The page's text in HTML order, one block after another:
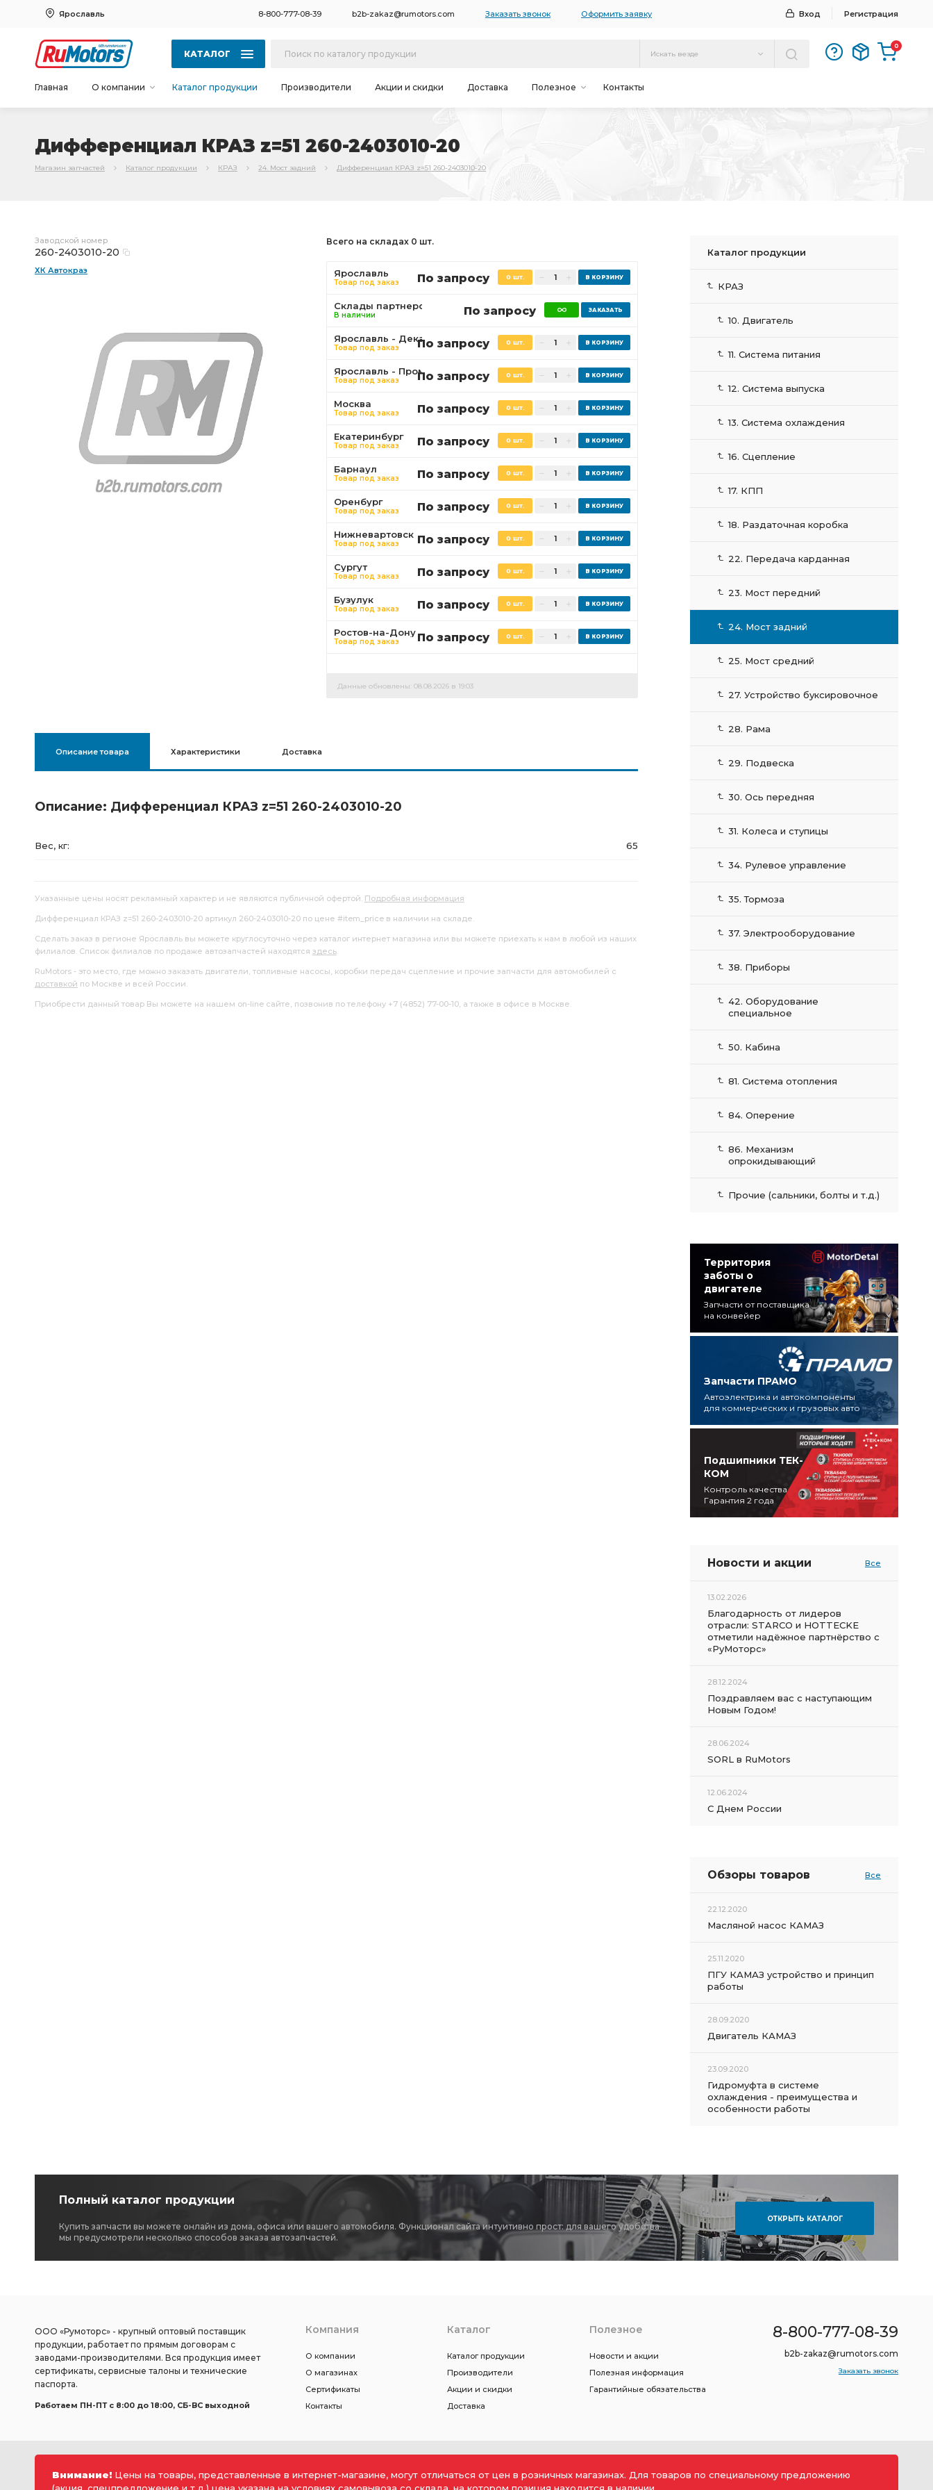
Ярославль 8-800-777-08-39 b2b-zakaz@rumotors.com Заказать звонок Оформить заявку Вход Регистрация
КАТАЛОГ Искать везде
0
Главная О компании Каталог продукции Производители Акции и скидки Доставка Полезное Контакты
Дифференциал КРАЗ z=51 260-2403010-20
Магазин запчастей Каталог продукции КРАЗ 24. Мост задний Дифференциал КРАЗ z=51 260-2403010-20
Заводской номер
260-2403010-20
ХК Автокраз
Всего на складах 0 шт.
Ярославль
Товар под заказ По запросу 0 шт.
Склады партнеров
В наличии По запросу
Ярославль - Декабристов
Товар под заказ По запросу 0 шт.
Ярославль - Промышленная
Товар под заказ По запросу 0 шт.
Москва
Товар под заказ По запросу 0 шт.
Екатеринбург
Товар под заказ По запросу 0 шт.
Барнаул
Товар под заказ По запросу 0 шт.
Оренбург
Товар под заказ По запросу 0 шт.
Нижневартовск
Товар под заказ По запросу 0 шт.
Сургут
Товар под заказ По запросу 0 шт.
Бузулук
Товар под заказ По запросу 0 шт.
Ростов-на-Дону
Товар под заказ По запросу 0 шт.
Данные обновлены: 08.08.2026 в 19:03
Описание товара Характеристики Доставка
Описание: Дифференциал КРАЗ z=51 260-2403010-20
Вес, кг: 65
Указанные цены носят рекламный характер и не являются публичной офертой. Подробная информация
Дифференциал КРАЗ z=51 260-2403010-20 артикул 260-2403010-20 по цене #item_price в наличии на складе.
Сделать заказ в регионе Ярославль вы можете круглосуточно через каталог интернет магазина или вы можете приехать к нам в любой из наших
филиалов. Список филиалов по продаже автозапчастей находятся здесь.
RuMotors - это место, где можно заказать двигатели, топливные насосы, коробки передач сцепление и прочие запчасти для автомобилей с
доставкой по Москве и всей России.
Приобрести данный товар Вы можете на нашем on-line сайте, позвонив по телефону +7 (4852) 77-00-10, а также в офисе в Москве.
Каталог продукции
КРАЗ
10. Двигатель
11. Система питания
12. Система выпуска
13. Система охлаждения
16. Сцепление
17. КПП
18. Раздаточная коробка
22. Передача карданная
23. Мост передний
24. Мост задний
25. Мост средний
27. Устройство буксировочное
28. Рама
29. Подвеска
30. Ось передняя
31. Колеса и ступицы
34. Рулевое управление
35. Тормоза
37. Электрооборудование
38. Приборы
42. Оборудование
специальное
50. Кабина
81. Система отопления
84. Оперение
86. Механизм
опрокидывающий
Прочие (сальники, болты и т.д.)
Территория
заботы о
двигателе
Запчасти от поставщика
на конвейер
Запчасти ПРАМО
Автоэлектрика и автокомпоненты
для коммерческих и грузовых авто
Подшипники ТЕК-
КОМ
Контроль качества
Гарантия 2 года
Новости и акции Все
13.02.2026
Благодарность от лидеров
отрасли: STARCO и HOTTECKE
отметили надёжное партнёрство с
«РуМоторс»
28.12.2024
Поздравляем вас с наступающим
Новым Годом!
28.06.2024
SORL в RuMotors
12.06.2024
С Днем России
Обзоры товаров Все
22.12.2020
Масляной насос КАМАЗ
25.11.2020
ПГУ КАМАЗ устройство и принцип
работы
28.09.2020
Двигатель КАМАЗ
23.09.2020
Гидромуфта в системе
охлаждения - преимущества и
особенности работы
Полный каталог продукции
Купить запчасти вы можете онлайн из дома, офиса или вашего автомобиля. Функционал сайта интуитивно прост: для вашего удобства
мы предусмотрели несколько способов заказа автозапчастей.
ОТКРЫТЬ КАТАЛОГ
ООО «Румоторс» - крупный оптовый поставщик
продукции, работает по прямым договорам с
заводами-производителями. Вся продукция имеет
сертификаты, сервисные талоны и технические
паспорта.
Работаем ПН-ПТ c 8:00 до 18:00, СБ-ВС выходной
Компания
О компании
О магазинах
Сертификаты
Контакты
Каталог
Каталог продукции
Производители
Акции и скидки
Доставка
Полезное
Новости и акции
Полезная информация
Гарантийные обязательства
8-800-777-08-39
b2b-zakaz@rumotors.com
Заказать звонок
Внимание! Цены на товары, представленные в интернет-магазине, могут отличаться от цен в розничных магазинах. Для товаров по специальному предложению